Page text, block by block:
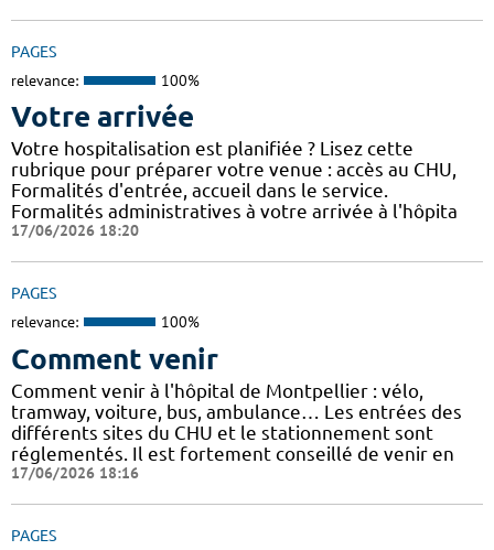
PAGES
relevance: 100%
Votre arrivée
Votre hospitalisation est planifiée ? Lisez cette
rubrique pour préparer votre venue : accès au CHU,
Formalités d'entrée, accueil dans le service.
Formalités administratives à votre arrivée à l'hôpita
17/06/2026 18:20
PAGES
relevance: 100%
Comment venir
Comment venir à l'hôpital de Montpellier : vélo,
tramway, voiture, bus, ambulance… Les entrées des
différents sites du CHU et le stationnement sont
réglementés. Il est fortement conseillé de venir en
17/06/2026 18:16
PAGES